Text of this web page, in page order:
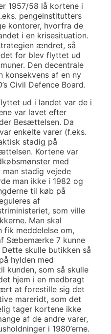
1957/58 lå kortene i
pengeinstitutters
kontorer, hvorfra de
i en krisesituation.
ændret, så
for blev flyttet ud
Den decentrale
konsekvens af en ny
Civil Defence Board.
ud i landet var de i
var lavet efter
Besættelsen. Da
enkelte varer (f.eks.
stadig på
Kortene var
med
stadig vejede
man ikke i 1982 og
til køb på
af
som ville
Man skal
fik meddelelse om,
Sæbemærke 7 kunne
skulle butikken så
hylden med
kunden, som så skulle
hjem i en medbragt
at forestille sig det
mareridt, som det
tager kortene ikke
af de andre varer,
i 1980’erne.